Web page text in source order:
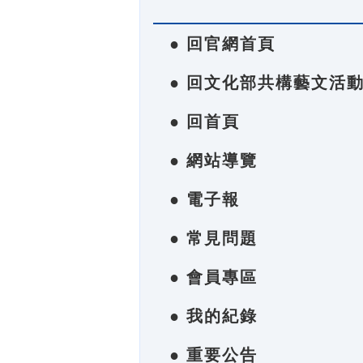
● 回官網首頁
● 回文化部共構藝文活
● 回首頁
● 網站導覽
● 電子報
● 常見問題
● 會員專區
● 我的紀錄
● 重要公告